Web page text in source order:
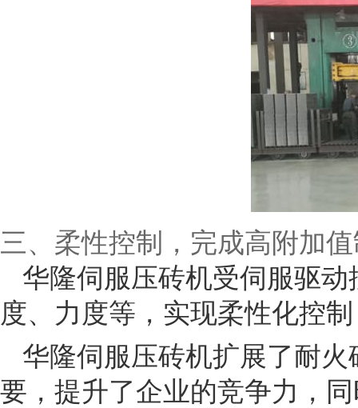
三、柔性控制，完成高附加
华隆伺服压砖机受伺服驱
度、力度等，实现柔性化控
华隆伺服压砖机扩展了耐
要，提升了企业的竞争力，